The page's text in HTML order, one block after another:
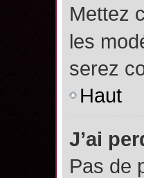
Mettez
les
serez
Haut
J’ai
Pas de